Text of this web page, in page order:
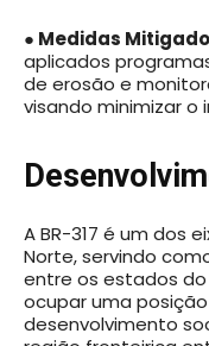
● Medidas
aplicados
de erosão e
visando minimizar
A BR-317 é um dos
Norte, servindo
entre os estados
ocupar uma
desenvolvimento